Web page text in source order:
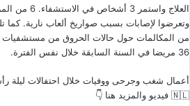
وتعرضوا لإصابات بسبب صواريخ ألعاب نارية.
من المكالمات حول حالات الحروق من مستشفيات
36 مريضا في السنة السابقة خلال نفس الفترة.
أعمال شغب وجرحى ووفيات خلال احتفالات ليلة
🇳🇱 فيديو والمزيد هنا 👇